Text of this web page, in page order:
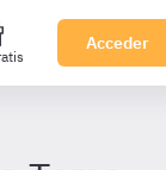
Acceder